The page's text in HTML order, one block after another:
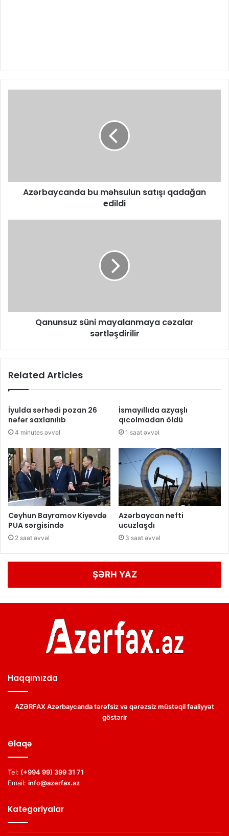
Azərbaycanda bu məhsulun satışı qadağan
edildi
Qanunsuz süni mayalanmaya cəzalar
sərtləşdirilir
Related Articles
İyulda sərhədi pozan 26
nəfər saxlanılıb
4 minutes əvvəl
İsmayıllıda azyaşlı
qıcolmadan öldü
1 saat əvvəl
Ceyhun Bayramov Kiyevdə
PUA sərgisində
2 saat əvvəl
Azərbaycan nefti
ucuzlaşdı
3 saat əvvəl
ŞƏRH YAZ
Haqqımızda
AZƏRFAX Azərbaycanda tərəfsiz və qərəzsiz müstəqil fəaliyyət
göstərir
Əlaqə
Tel: (+994 99) 399 31 71
Email: info@azerfax.az
Kategoriyalar